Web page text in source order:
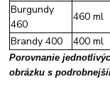
Burgundy
460
460 ml
Brandy 400
400 ml
Porovnanie
obrázku s